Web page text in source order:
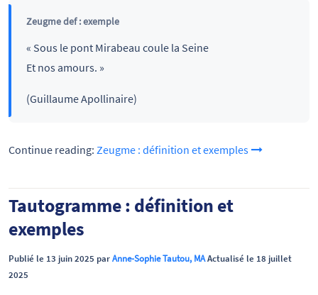
Zeugme def : exemple
« Sous le pont Mirabeau coule la Seine
Et nos amours. »
(Guillaume Apollinaire)
Continue reading: Zeugme : définition et exemples
Tautogramme : définition et
exemples
Publié le 13 juin 2025 parAnne-Sophie Tautou, MAActualisé le 18 juillet
2025